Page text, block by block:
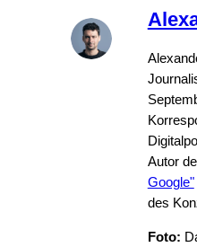
Autor
Google"
des
Foto: